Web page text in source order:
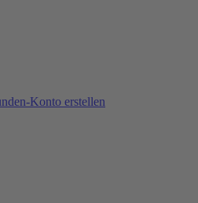
Konto erstellen